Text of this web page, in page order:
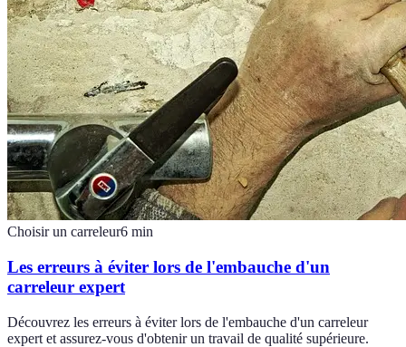
Choisir un carreleur6 min
Les erreurs à éviter lors de l'embauche d'un
carreleur expert
Découvrez les erreurs à éviter lors de l'embauche d'un carreleur
expert et assurez-vous d'obtenir un travail de qualité supérieure.